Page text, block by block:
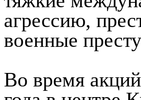
Компетенция
тяжкие
агрессию,
военные